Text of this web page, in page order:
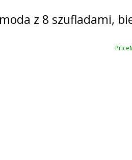
z 8 szufladami,